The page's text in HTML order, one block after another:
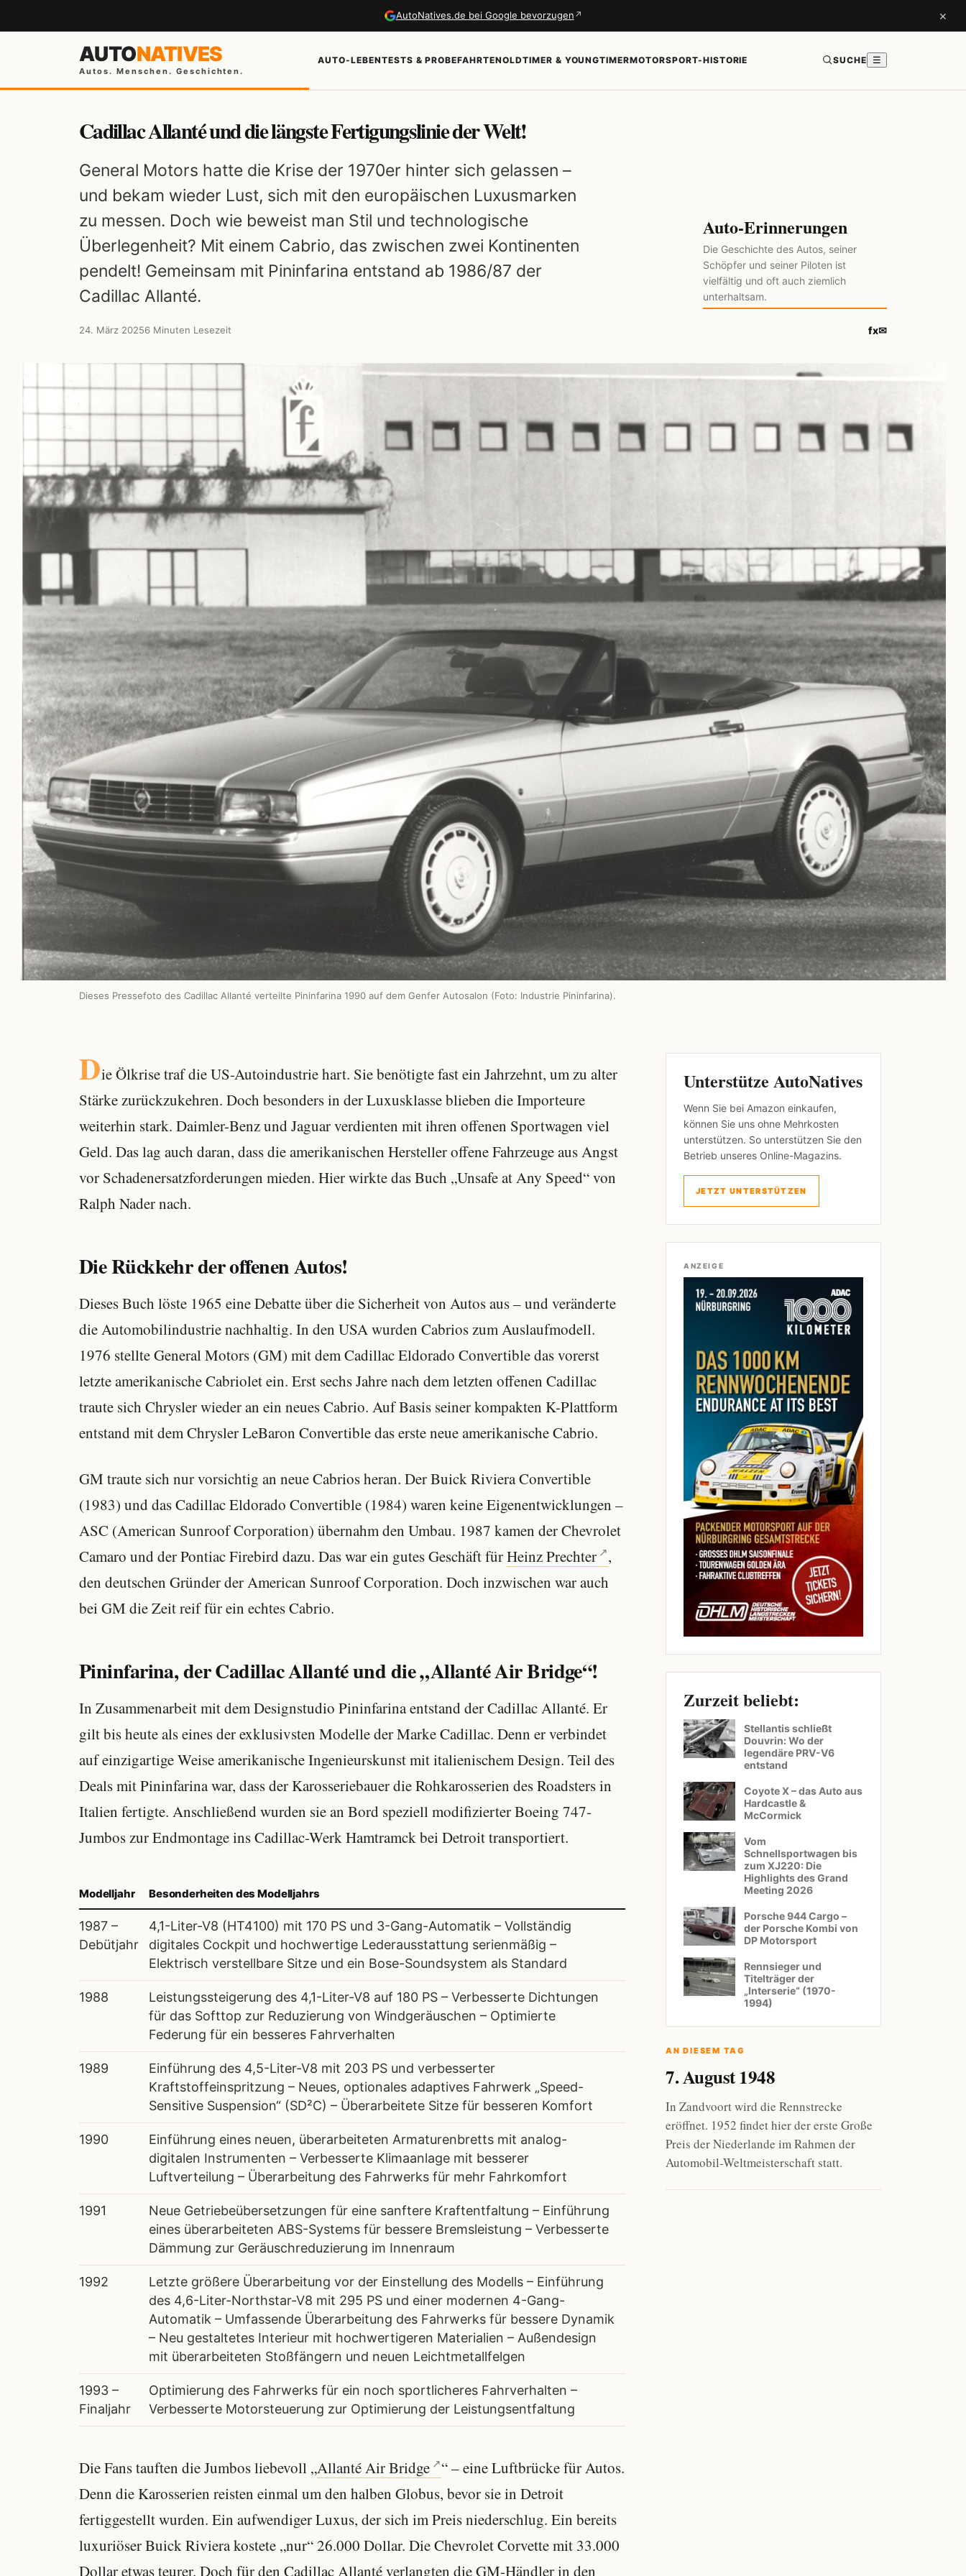
AutoNatives.de bei Google bevorzugen ↗ ×
AUTONATIVES
Autos. Menschen. Geschichten.
AUTO-LEBENTESTS & PROBEFAHRTENOLDTIMER & YOUNGTIMERMOTORSPORT-HISTORIE SUCHE ☰
Cadillac Allanté und die längste Fertigungslinie der Welt!
General Motors hatte die Krise der 1970er hinter sich gelassen –
und bekam wieder Lust, sich mit den europäischen Luxusmarken
zu messen. Doch wie beweist man Stil und technologische
Überlegenheit? Mit einem Cabrio, das zwischen zwei Kontinenten
pendelt! Gemeinsam mit Pininfarina entstand ab 1986/87 der
Cadillac Allanté.
Auto-Erinnerungen
Die Geschichte des Autos, seiner
Schöpfer und seiner Piloten ist
vielfältig und oft auch ziemlich
unterhaltsam.
24. März 20256 Minuten Lesezeit fx✉
Dieses Pressefoto des Cadillac Allanté verteilte Pininfarina 1990 auf dem Genfer Autosalon (Foto: Industrie Pininfarina).
Die Ölkrise traf die US-Autoindustrie hart. Sie benötigte fast ein Jahrzehnt, um zu alter
Stärke zurückzukehren. Doch besonders in der Luxusklasse blieben die Importeure
weiterhin stark. Daimler-Benz und Jaguar verdienten mit ihren offenen Sportwagen viel
Geld. Das lag auch daran, dass die amerikanischen Hersteller offene Fahrzeuge aus Angst
vor Schadenersatzforderungen mieden. Hier wirkte das Buch „Unsafe at Any Speed“ von
Ralph Nader nach.
Die Rückkehr der offenen Autos!
Dieses Buch löste 1965 eine Debatte über die Sicherheit von Autos aus – und veränderte
die Automobilindustrie nachhaltig. In den USA wurden Cabrios zum Auslaufmodell.
1976 stellte General Motors (GM) mit dem Cadillac Eldorado Convertible das vorerst
letzte amerikanische Cabriolet ein. Erst sechs Jahre nach dem letzten offenen Cadillac
traute sich Chrysler wieder an ein neues Cabrio. Auf Basis seiner kompakten K-Plattform
entstand mit dem Chrysler LeBaron Convertible das erste neue amerikanische Cabrio.
GM traute sich nur vorsichtig an neue Cabrios heran. Der Buick Riviera Convertible
(1983) und das Cadillac Eldorado Convertible (1984) waren keine Eigenentwicklungen –
ASC (American Sunroof Corporation) übernahm den Umbau. 1987 kamen der Chevrolet
Camaro und der Pontiac Firebird dazu. Das war ein gutes Geschäft fürHeinz Prechter
,
den deutschen Gründer der American Sunroof Corporation. Doch inzwischen war auch
bei GM die Zeit reif für ein echtes Cabrio.
Pininfarina, der Cadillac Allanté und die „Allanté Air Bridge“!
In Zusammenarbeit mit dem Designstudio Pininfarina entstand der Cadillac Allanté. Er
gilt bis heute als eines der exklusivsten Modelle der Marke Cadillac. Denn er verbindet
auf einzigartige Weise amerikanische Ingenieurskunst mit italienischem Design. Teil des
Deals mit Pininfarina war, dass der Karosseriebauer die Rohkarosserien des Roadsters in
Italien fertigte. Anschließend wurden sie an Bord speziell modifizierter Boeing 747-
Jumbos zur Endmontage ins Cadillac-Werk Hamtramck bei Detroit transportiert.
Modelljahr Besonderheiten des Modelljahrs
1987 –
Debütjahr
4,1-Liter-V8 (HT4100) mit 170 PS und 3-Gang-Automatik – Vollständig
digitales Cockpit und hochwertige Lederausstattung serienmäßig –
Elektrisch verstellbare Sitze und ein Bose-Soundsystem als Standard
1988
Leistungssteigerung des 4,1-Liter-V8 auf 180 PS – Verbesserte Dichtungen
für das Softtop zur Reduzierung von Windgeräuschen – Optimierte
Federung für ein besseres Fahrverhalten
1989
Einführung des 4,5-Liter-V8 mit 203 PS und verbesserter
Kraftstoffeinspritzung – Neues, optionales adaptives Fahrwerk „Speed-
Sensitive Suspension“ (SD²C) – Überarbeitete Sitze für besseren Komfort
1990
Einführung eines neuen, überarbeiteten Armaturenbretts mit analog-
digitalen Instrumenten – Verbesserte Klimaanlage mit besserer
Luftverteilung – Überarbeitung des Fahrwerks für mehr Fahrkomfort
1991
Neue Getriebeübersetzungen für eine sanftere Kraftentfaltung – Einführung
eines überarbeiteten ABS-Systems für bessere Bremsleistung – Verbesserte
Dämmung zur Geräuschreduzierung im Innenraum
1992
Letzte größere Überarbeitung vor der Einstellung des Modells – Einführung
des 4,6-Liter-Northstar-V8 mit 295 PS und einer modernen 4-Gang-
Automatik – Umfassende Überarbeitung des Fahrwerks für bessere Dynamik
– Neu gestaltetes Interieur mit hochwertigeren Materialien – Außendesign
mit überarbeiteten Stoßfängern und neuen Leichtmetallfelgen
1993 –
Finaljahr
Optimierung des Fahrwerks für ein noch sportlicheres Fahrverhalten –
Verbesserte Motorsteuerung zur Optimierung der Leistungsentfaltung
Die Fans tauften die Jumbos liebevoll „Allanté Air Bridge
“ – eine Luftbrücke für Autos.
Denn die Karosserien reisten einmal um den halben Globus, bevor sie in Detroit
fertiggestellt wurden. Ein aufwendiger Luxus, der sich im Preis niederschlug. Ein bereits
luxuriöser Buick Riviera kostete „nur“ 26.000 Dollar. Die Chevrolet Corvette mit 33.000
Dollar etwas teurer. Doch für den Cadillac Allanté verlangten die GM-Händler in den
Unterstütze AutoNatives
Wenn Sie bei Amazon einkaufen,
können Sie uns ohne Mehrkosten
unterstützen. So unterstützen Sie den
Betrieb unseres Online-Magazins.
JETZT UNTERSTÜTZEN
ANZEIGE
Zurzeit beliebt:
Stellantis schließt
Douvrin: Wo der
legendäre PRV-V6
entstand
Coyote X – das Auto aus
Hardcastle &
McCormick
Vom
Schnellsportwagen bis
zum XJ220: Die
Highlights des Grand
Meeting 2026
Porsche 944 Cargo –
der Porsche Kombi von
DP Motorsport
Rennsieger und
Titelträger der
„Interserie“ (1970-
1994)
AN DIESEM TAG
7. August 1948
In Zandvoort wird die Rennstrecke
eröffnet. 1952 findet hier der erste Große
Preis der Niederlande im Rahmen der
Automobil-Weltmeisterschaft statt.